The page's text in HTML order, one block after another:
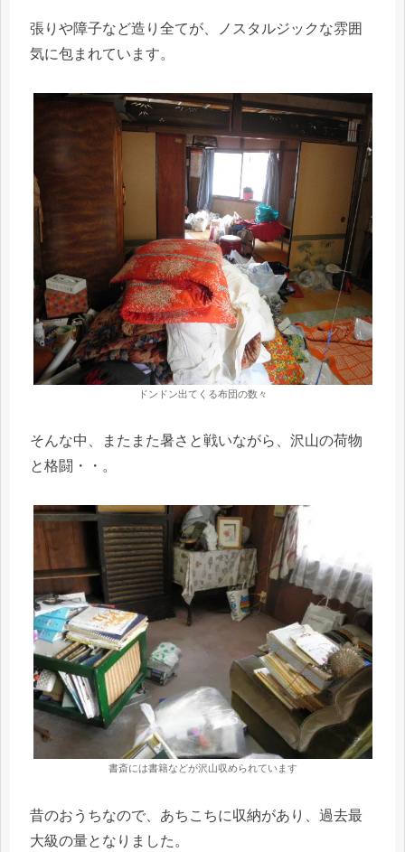
張りや障子など造り全てが、ノスタルジックな雰囲
気に包まれています。
ドンドン出てくる布団の数々
そんな中、またまた暑さと戦いながら、沢山の荷物
と格闘・・。
書斎には書籍などが沢山収められています
昔のおうちなので、あちこちに収納があり、過去最
大級の量となりました。